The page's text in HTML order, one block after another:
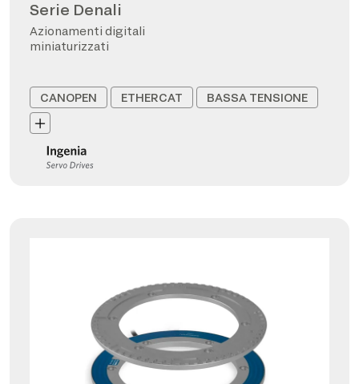
Serie Denali
Azionamenti digitali
miniaturizzati
CANOPEN ETHERCAT BASSA TENSIONE